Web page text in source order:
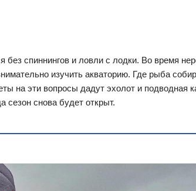
спиннингов и ловли с лодки. Во время
изучить акваторию. Где рыба
на эти вопросы дадут эхолот и подводная
сезон снова будет открыт.